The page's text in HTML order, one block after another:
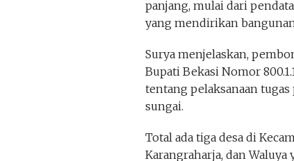
panjang, mulai dari
yang mendirikan bangunan
Surya menjelaskan,
Bupati Bekasi Nomor
tentang pelaksanaan
sungai.
Total ada tiga desa di
Karangraharja, dan